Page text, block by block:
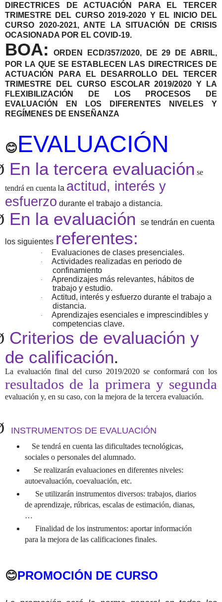
DIRECTRICES DE ACTUACIÓN PARA EL TERCER
TRIMESTRE DEL CURSO 2019-2020 Y EL INICIO DEL
CURSO 2020-2021, ANTE LA SITUACIÓN DE CRISIS
OCASIONADA POR EL COVID-19.
BOA:
ORDEN ECD/357/2020, DE 29 DE ABRIL,
POR LA QUE SE ESTABLECEN LAS DIRECTRICES DE
ACTUACIÓN PARA EL DESARROLLO DEL TERCER
TRIMESTRE DEL CURSO ESCOLAR 2019/2020 Y LA
FLEXIBILIZACIÓN DE LOS PROCESOS DE
EVALUACIÓN EN LOS DIFERENTES NIVELES Y
REGÍMENES DE ENSEÑANZA
😊EVALUACIÓN
En la tercera evaluación se
tendrá en cuenta la actitud, interés y
esfuerzo durante el trabajo a distancia.
En la evaluación se tendrán en cuenta
los siguientes referentes:
· Evaluaciones de clases presenciales.
·
Actividades realizadas en periodo de
confinamiento
·
Aprendizajes más relevantes, hábitos de
trabajo y estudio.
·
Actitud, interés y esfuerzo durante el trabajo a
distancia.
·
Aprendizajes esenciales e imprescindibles y
competencias clave.
Criterios de evaluación y
de calificación.
La evaluación final del curso 2019/2020 se conformará con los
resultados de la primera y segunda
evaluación y, en su caso, con la mejora de la tercera evaluación.
INSTRUMENTOS DE EVALUACIÓN
Se tendrá en cuenta las dificultades tecnológicas,
sociales o personales del alumnado.
Se realizarán evaluaciones en diferentes niveles:
autoevaluación, coevaluación, etc.
Se utilizarán instrumentos diversos: trabajos, diarios
de aprendizaje, rúbricas, escalas de estimación, dianas,
…
Finalidad de los instrumentos: aportar información
para la mejora de las calificaciones finales.
😊PROMOCIÓN DE CURSO